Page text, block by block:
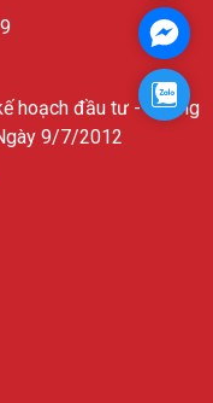
hoạch đầu tư - Phòng
9/7/2012
Zalo